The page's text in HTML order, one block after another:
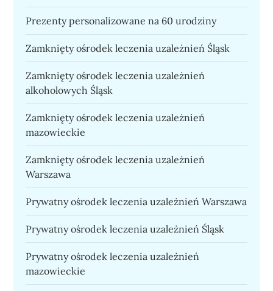
Prezenty personalizowane na 60 urodziny
Zamknięty ośrodek leczenia uzależnień Śląsk
Zamknięty ośrodek leczenia uzależnień
alkoholowych Śląsk
Zamknięty ośrodek leczenia uzależnień
mazowieckie
Zamknięty ośrodek leczenia uzależnień
Warszawa
Prywatny ośrodek leczenia uzależnień Warszawa
Prywatny ośrodek leczenia uzależnień Śląsk
Prywatny ośrodek leczenia uzależnień
mazowieckie